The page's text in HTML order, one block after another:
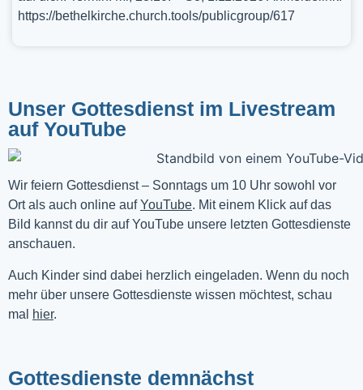
https://bethelkirche.church.tools/publicgroup/617
Unser Gottesdienst im Livestream
auf YouTube
Wir feiern Gottesdienst – Sonntags um 10 Uhr sowohl vor
Ort als auch online auf YouTube. Mit einem Klick auf das
Bild kannst du dir auf YouTube unsere letzten Gottesdienste
anschauen.
Auch Kinder sind dabei herzlich eingeladen. Wenn du noch
mehr über unsere Gottesdienste wissen möchtest, schau
mal
hier.
Gottesdienste demnächst